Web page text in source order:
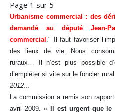
Page 1 sur 5
Urbanisme commercial : des
demandé au député Jean-
commercial ." Il faut favoriser
des lieux de vie…Nous
ruraux… Il n’est plus possible
d’empiéter si vite sur le foncier
2012…
La commission a remis son
avril 2009. «
Il est urgent que